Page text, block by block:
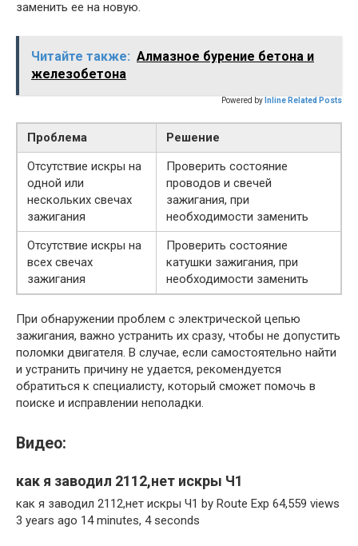
заменить ее на новую.
Читайте также: Алмазное бурение бетона и
железобетона
Powered by Inline Related Posts
Проблема
Решение
Отсутствие искры на
одной или
нескольких свечах
зажигания
Проверить состояние
проводов и свечей
зажигания, при
необходимости заменить
Отсутствие искры на
всех свечах
зажигания
Проверить состояние
катушки зажигания, при
необходимости заменить
При обнаружении проблем с электрической цепью
зажигания, важно устранить их сразу, чтобы не допустить
поломки двигателя. В случае, если самостоятельно найти
и устранить причину не удается, рекомендуется
обратиться к специалисту, который сможет помочь в
поиске и исправлении неполадки.
Видео:
как я заводил 2112,нет искры Ч1
как я заводил 2112,нет искры Ч1 by Route Exp 64,559 views
3 years ago 14 minutes, 4 seconds